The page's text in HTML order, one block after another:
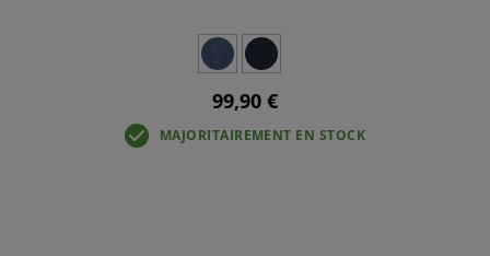
99,90 €
MAJORITAIREMENT EN STOCK